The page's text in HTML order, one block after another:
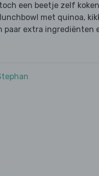
een beetje zelf
met quinoa,
paar extra ingrediënten